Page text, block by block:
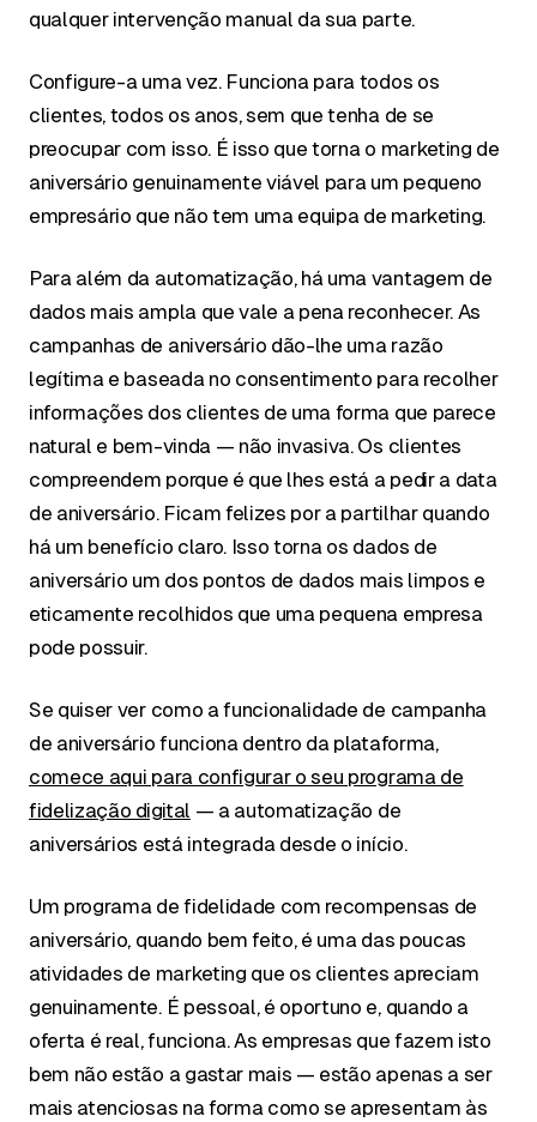
qualquer intervenção manual da sua parte.
Configure-a uma vez. Funciona para todos os
clientes, todos os anos, sem que tenha de se
preocupar com isso. É isso que torna o marketing de
aniversário genuinamente viável para um pequeno
empresário que não tem uma equipa de marketing.
Para além da automatização, há uma vantagem de
dados mais ampla que vale a pena reconhecer. As
campanhas de aniversário dão-lhe uma razão
legítima e baseada no consentimento para recolher
informações dos clientes de uma forma que parece
natural e bem-vinda — não invasiva. Os clientes
compreendem porque é que lhes está a pedir a data
de aniversário. Ficam felizes por a partilhar quando
há um benefício claro. Isso torna os dados de
aniversário um dos pontos de dados mais limpos e
eticamente recolhidos que uma pequena empresa
pode possuir.
Se quiser ver como a funcionalidade de campanha
de aniversário funciona dentro da plataforma,
comece aqui para configurar o seu programa de
fidelização digital — a automatização de
aniversários está integrada desde o início.
Um programa de fidelidade com recompensas de
aniversário, quando bem feito, é uma das poucas
atividades de marketing que os clientes apreciam
genuinamente. É pessoal, é oportuno e, quando a
oferta é real, funciona. As empresas que fazem isto
bem não estão a gastar mais — estão apenas a ser
mais atenciosas na forma como se apresentam às